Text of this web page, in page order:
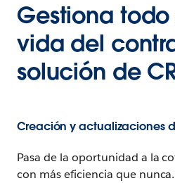
Gestiona
vida del
solución de
Creación y actualizaciones
Pasa de la oportunidad a la
con más eficiencia que